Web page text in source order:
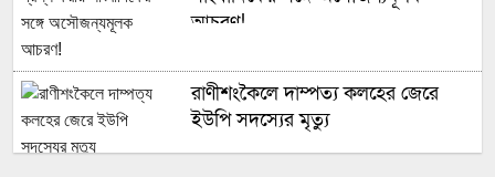
আচরণ!
রাণীশংকৈলে দাম্পত্য কলহের জেরে
ইউপি সদস্যের মৃত্যু